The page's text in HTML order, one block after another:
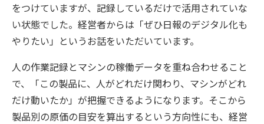
をつけていますが、記録しているだけで活用されていな
い状態でした。経営者からは「ぜひ日報のデジタル化も
やりたい」というお話をいただいています。
人の作業記録とマシンの稼働データを重ね合わせること
で、「この製品に、人がどれだけ関わり、マシンがどれ
だけ動いたか」が把握できるようになります。そこから
製品別の原価の目安を算出するという方向性にも、経営